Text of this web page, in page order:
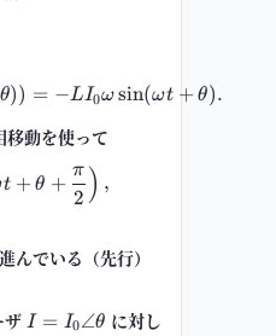
θ)) = −LI0ω sin(ωt + θ).
移動を使って
t + θ +
2
π ) ,
んでいる（先行）
ザ I=I_0\angle\theta
I = I0∠θ に対し